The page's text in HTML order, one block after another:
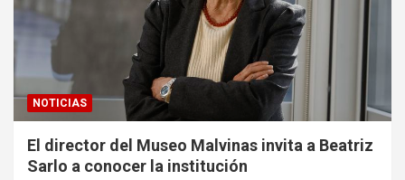
NOTICIAS
El director del Museo Malvinas invita a Beatriz
Sarlo a conocer la institución